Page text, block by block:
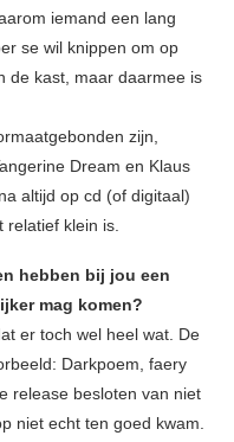
iemand een lang
se wil knippen om op
de kast, maar daarmee is
zijn,
Dream en Klaus
altijd op cd (of digitaal)
relatief klein is.
hebben bij jou een
mag komen?
er toch wel heel wat. De
Darkpoem, faery
release besloten van niet
niet echt ten goed kwam.